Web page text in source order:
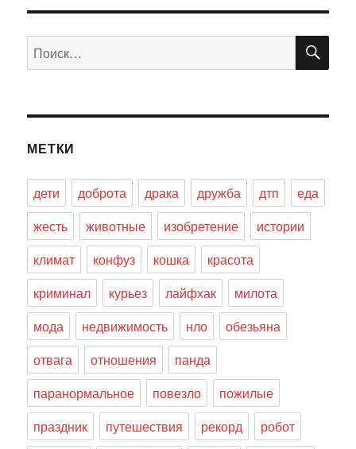
Искать:
МЕТКИ
дети доброта драка дружба дтп
еда
жесть
животные изобретение
истории
климат
конфуз кошка
красота
криминал
курьез лайфхак
милота
мода
недвижимость нло
обезьяна
отвага
отношения
панда
паранормальное
повезло
пожилые
праздник
путешествия рекорд
робот